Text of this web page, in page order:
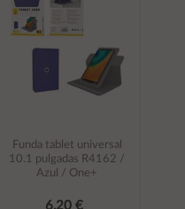
Funda tablet universal
10.1 pulgadas R4162 /
Azul / One+
6,20 €